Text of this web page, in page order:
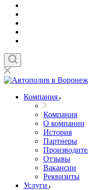
Компания
Компания
О компании
История
Партнеры
Отзывы
Вакансии
Реквизиты
Услуги